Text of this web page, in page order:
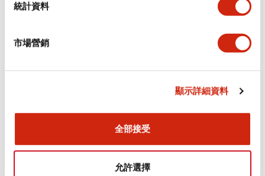
統計資料
市場營銷
顯示詳細資料
全部接受
允許選擇